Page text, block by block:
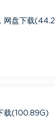
网盘下载
载(100.89G)